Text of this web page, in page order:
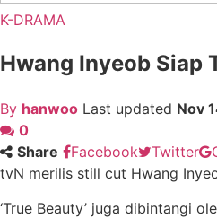
K-DRAMA
Hwang Inyeob Siap
By hanwoo Last updated Nov
0
Share
Facebook Twitter
tvN merilis still cut Hwang
‘True Beauty’ juga dibintangi